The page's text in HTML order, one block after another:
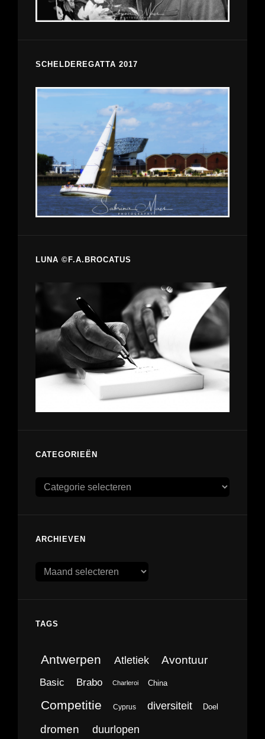
SCHELDEREGATTA 2017
LUNA ©F.A.BROCATUS
CATEGORIEËN
Categorieën
ARCHIEVEN
Archieven
TAGS
Antwerpen Atletiek Avontuur
Basic Brabo Charleroi China
Competitie Cyprus diversiteit Doel
dromen duurlopen